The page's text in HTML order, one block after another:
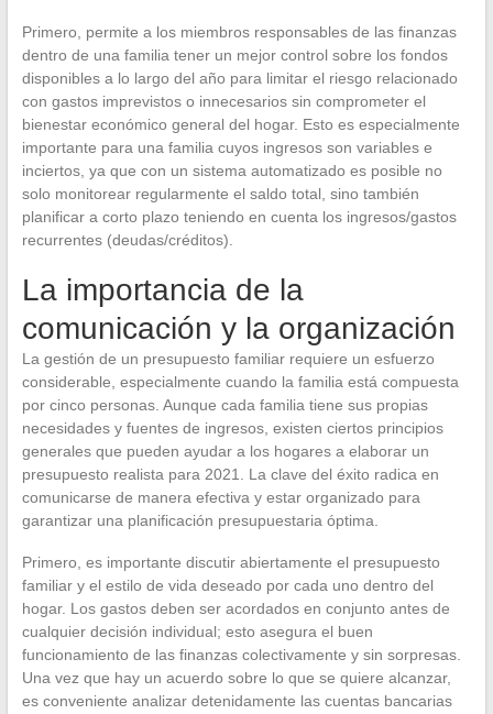
Primero, permite a los miembros responsables de las finanzas
dentro de una familia tener un mejor control sobre los fondos
disponibles a lo largo del año para limitar el riesgo relacionado
con gastos imprevistos o innecesarios sin comprometer el
bienestar económico general del hogar. Esto es especialmente
importante para una familia cuyos ingresos son variables e
inciertos, ya que con un sistema automatizado es posible no
solo monitorear regularmente el saldo total, sino también
planificar a corto plazo teniendo en cuenta los ingresos/gastos
recurrentes (deudas/créditos).
La importancia de la
comunicación y la organización
La gestión de un presupuesto familiar requiere un esfuerzo
considerable, especialmente cuando la familia está compuesta
por cinco personas. Aunque cada familia tiene sus propias
necesidades y fuentes de ingresos, existen ciertos principios
generales que pueden ayudar a los hogares a elaborar un
presupuesto realista para 2021. La clave del éxito radica en
comunicarse de manera efectiva y estar organizado para
garantizar una planificación presupuestaria óptima.
Primero, es importante discutir abiertamente el presupuesto
familiar y el estilo de vida deseado por cada uno dentro del
hogar. Los gastos deben ser acordados en conjunto antes de
cualquier decisión individual; esto asegura el buen
funcionamiento de las finanzas colectivamente y sin sorpresas.
Una vez que hay un acuerdo sobre lo que se quiere alcanzar,
es conveniente analizar detenidamente las cuentas bancarias